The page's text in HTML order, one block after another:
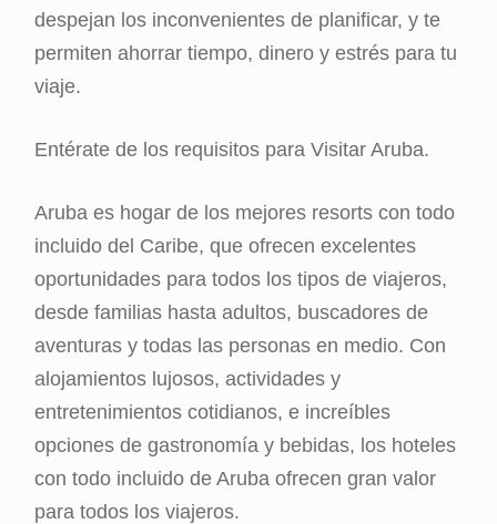
despejan los inconvenientes de planificar, y te
permiten ahorrar tiempo, dinero y estrés para tu
viaje.
Entérate de los requisitos para Visitar Aruba.
Aruba es hogar de los mejores resorts con todo
incluido del Caribe, que ofrecen excelentes
oportunidades para todos los tipos de viajeros,
desde familias hasta adultos, buscadores de
aventuras y todas las personas en medio. Con
alojamientos lujosos, actividades y
entretenimientos cotidianos, e increíbles
opciones de gastronomía y bebidas, los hoteles
con todo incluido de Aruba ofrecen gran valor
para todos los viajeros.